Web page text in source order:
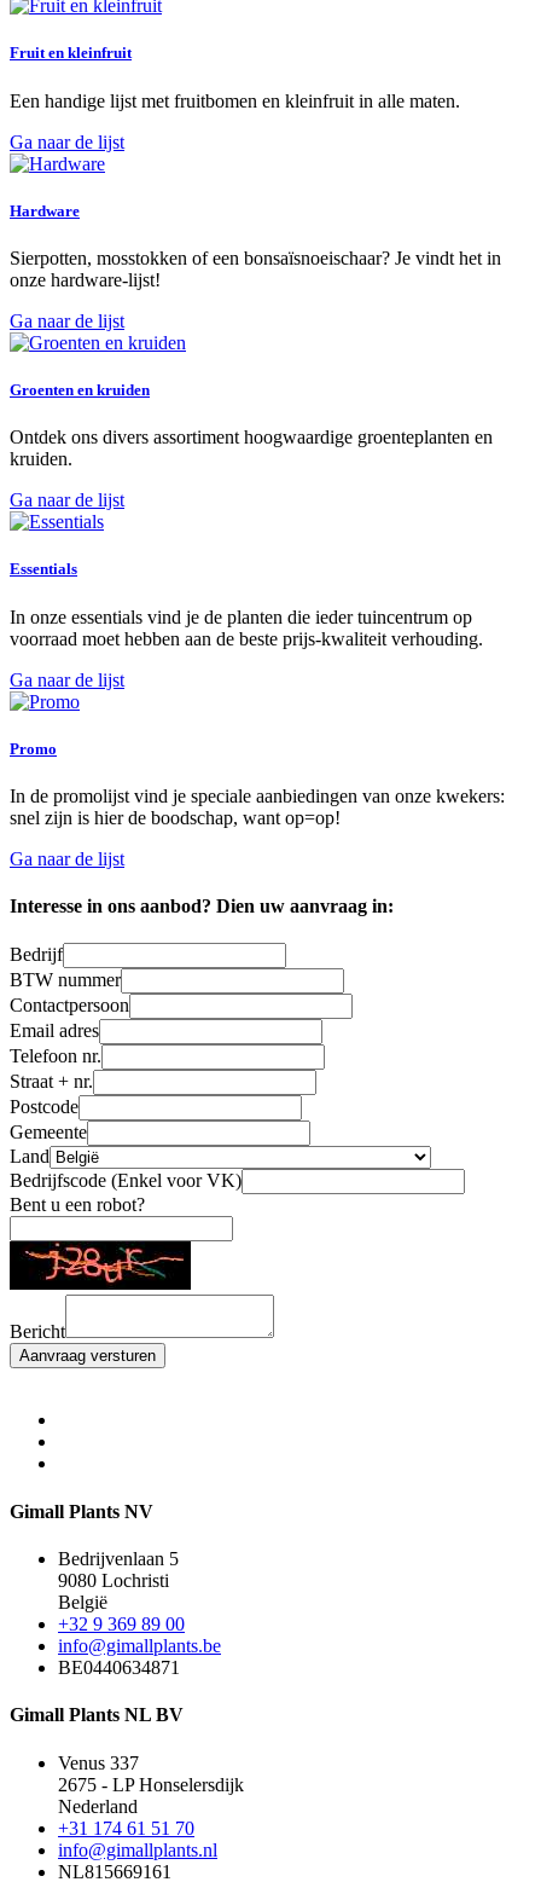
Fruit en kleinfruit
Een handige lijst met fruitbomen en kleinfruit in alle maten.
Ga naar de lijst
Hardware
Sierpotten, mosstokken of een bonsaïsnoeischaar? Je vindt het in
onze hardware-lijst!
Ga naar de lijst
Groenten en kruiden
Ontdek ons divers assortiment hoogwaardige groenteplanten en
kruiden.
Ga naar de lijst
Essentials
In onze essentials vind je de planten die ieder tuincentrum op
voorraad moet hebben aan de beste prijs-kwaliteit verhouding.
Ga naar de lijst
Promo
In de promolijst vind je speciale aanbiedingen van onze kwekers:
snel zijn is hier de boodschap, want op=op!
Ga naar de lijst
Interesse in ons aanbod? Dien uw aanvraag in:
Bedrijf
BTW nummer
Contactpersoon
Email adres
Telefoon nr.
Straat + nr.
Postcode
Gemeente
Land
Bedrijfscode (Enkel voor VK)
Bent u een robot?
Bericht
Aanvraag versturen
Gimall Plants NV
Bedrijvenlaan 5
9080 Lochristi
België
+32 9 369 89 00
info@gimallplants.be
BE0440634871
Gimall Plants NL BV
Venus 337
2675 - LP Honselersdijk
Nederland
+31 174 61 51 70
info@gimallplants.nl
NL815669161